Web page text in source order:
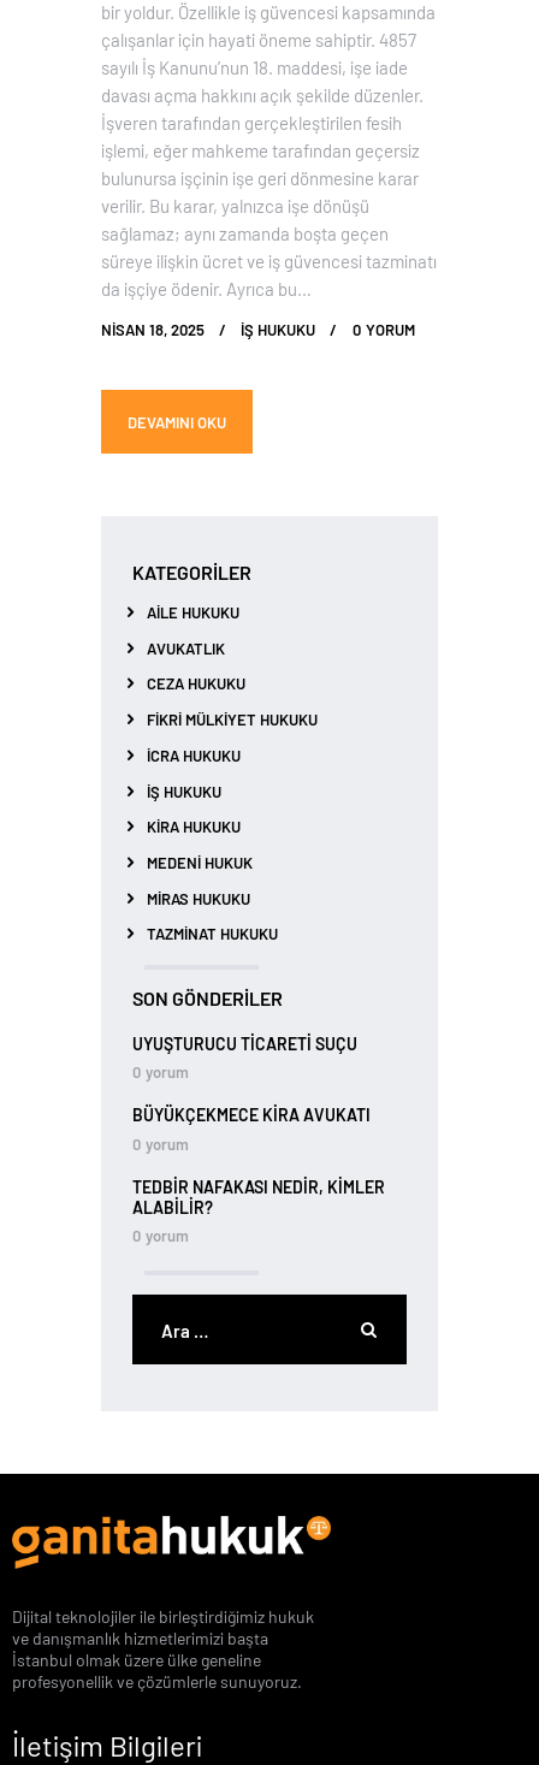
bir yoldur. Özellikle iş güvencesi kapsamında
çalışanlar için hayati öneme sahiptir. 4857
sayılı İş Kanunu’nun 18. maddesi, işe iade
davası açma hakkını açık şekilde düzenler.
İşveren tarafından gerçekleştirilen fesih
işlemi, eğer mahkeme tarafından geçersiz
bulunursa işçinin işe geri dönmesine karar
verilir. Bu karar, yalnızca işe dönüşü
sağlamaz; aynı zamanda boşta geçen
süreye ilişkin ücret ve iş güvencesi tazminatı
da işçiye ödenir. Ayrıca bu…
NISAN 18, 2025 İŞ HUKUKU 0 YORUM
DEVAMINI OKU
KATEGORILER
AILE HUKUKU
AVUKATLIK
CEZA HUKUKU
FIKRI MÜLKIYET HUKUKU
İCRA HUKUKU
İŞ HUKUKU
KIRA HUKUKU
MEDENI HUKUK
MIRAS HUKUKU
TAZMINAT HUKUKU
SON GÖNDERILER
UYUŞTURUCU TİCARETİ SUÇU
0 yorum
BÜYÜKÇEKMECE KIRA AVUKATI
0 yorum
TEDBIR NAFAKASI NEDIR, KIMLER
ALABILIR?
0 yorum
Dijital teknolojiler ile birleştirdiğimiz hukuk
ve danışmanlık hizmetlerimizi başta
İstanbul olmak üzere ülke geneline
profesyonellik ve çözümlerle sunuyoruz.
İletişim Bilgileri